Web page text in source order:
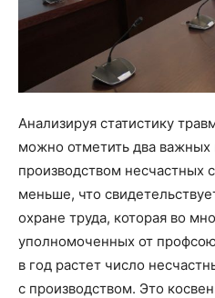
Анализируя статистику
можно отметить два
производством несчастных
меньше, что
охране труда, которая во
уполномоченных от
в год растет число
с производством. Это